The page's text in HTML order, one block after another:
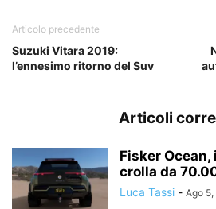
Articolo precedente
Suzuki Vitara 2019:
l’ennesimo ritorno del Suv
Articoli
Fisker
crolla da
Luca Tassi - Ago